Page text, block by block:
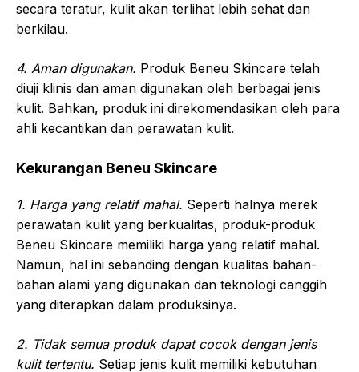
secara teratur, kulit akan terlihat lebih sehat dan
berkilau.
4. Aman digunakan. Produk Beneu Skincare telah
diuji klinis dan aman digunakan oleh berbagai jenis
kulit. Bahkan, produk ini direkomendasikan oleh para
ahli kecantikan dan perawatan kulit.
Kekurangan Beneu Skincare
1. Harga yang relatif mahal. Seperti halnya merek
perawatan kulit yang berkualitas, produk-produk
Beneu Skincare memiliki harga yang relatif mahal.
Namun, hal ini sebanding dengan kualitas bahan-
bahan alami yang digunakan dan teknologi canggih
yang diterapkan dalam produksinya.
2. Tidak semua produk dapat cocok dengan jenis
kulit tertentu. Setiap jenis kulit memiliki kebutuhan